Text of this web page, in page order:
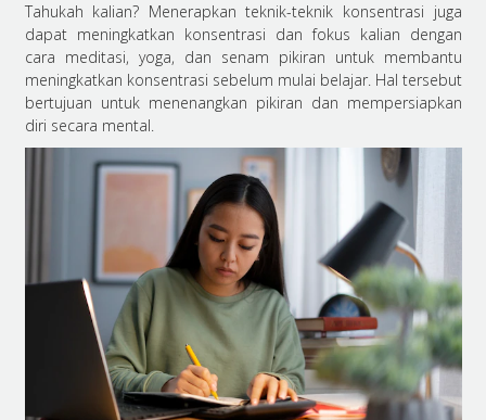
Tahukah kalian? Menerapkan teknik-teknik konsentrasi juga
dapat meningkatkan konsentrasi dan fokus kalian dengan
cara meditasi, yoga, dan senam pikiran untuk membantu
meningkatkan konsentrasi sebelum mulai belajar. Hal tersebut
bertujuan untuk menenangkan pikiran dan mempersiapkan
diri secara mental.